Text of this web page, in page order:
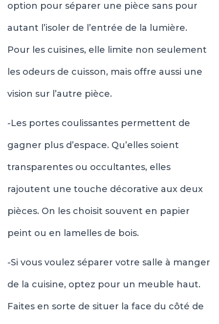
option pour séparer une pièce sans pour
autant l’isoler de l’entrée de la lumière.
Pour les cuisines, elle limite non seulement
les odeurs de cuisson, mais offre aussi une
vision sur l’autre pièce.
-Les portes coulissantes permettent de
gagner plus d’espace. Qu’elles soient
transparentes ou occultantes, elles
rajoutent une touche décorative aux deux
pièces. On les choisit souvent en papier
peint ou en lamelles de bois.
-Si vous voulez séparer votre salle à manger
de la cuisine, optez pour un meuble haut.
Faites en sorte de situer la face du côté de